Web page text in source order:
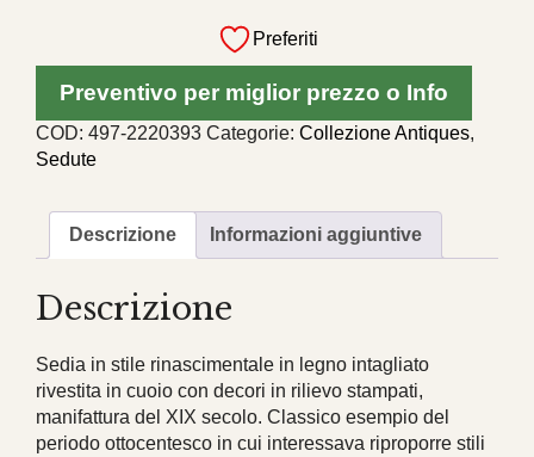
cuoio
XIX
Preferiti
Preventivo per miglior prezzo o Info
COD: 497-2220393 Categorie: Collezione Antiques,
Sedute
Descrizione Informazioni aggiuntive
Descrizione
Sedia in stile rinascimentale in legno intagliato
rivestita in cuoio con decori in rilievo stampati,
manifattura del XIX secolo. Classico esempio del
periodo ottocentesco in cui interessava riproporre stili